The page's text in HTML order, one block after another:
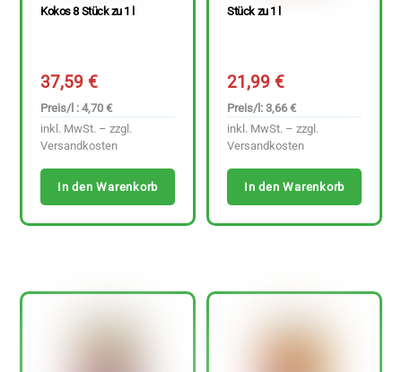
Kokos 8 Stück zu 1 l
37,59€
Preis/l : 4,70 €
inkl. MwSt. – zzgl.
Versandkosten
In den Warenkorb
Stück zu 1 l
21,99€
Preis/l: 3,66 €
inkl. MwSt. – zzgl.
Versandkosten
In den Warenkorb